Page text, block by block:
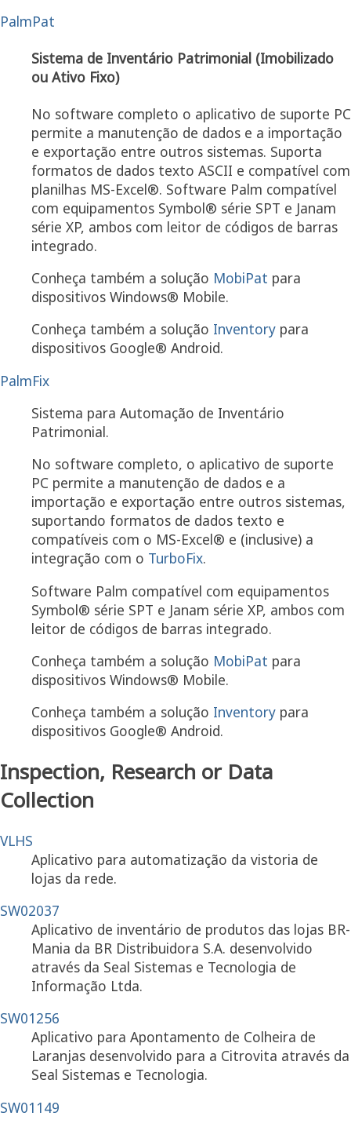
PalmPat
Sistema de Inventário Patrimonial (Imobilizado
ou Ativo Fixo)
No software completo o aplicativo de suporte PC
permite a manutenção de dados e a importação
e exportação entre outros sistemas. Suporta
formatos de dados texto ASCII e compatível com
planilhas MS-Excel®. Software Palm compatível
com equipamentos Symbol® série SPT e Janam
série XP, ambos com leitor de códigos de barras
integrado.
Conheça também a solução MobiPat para
dispositivos Windows® Mobile.
Conheça também a solução Inventory para
dispositivos Google® Android.
PalmFix
Sistema para Automação de Inventário
Patrimonial.
No software completo, o aplicativo de suporte
PC permite a manutenção de dados e a
importação e exportação entre outros sistemas,
suportando formatos de dados texto e
compatíveis com o MS-Excel® e (inclusive) a
integração com o TurboFix.
Software Palm compatível com equipamentos
Symbol® série SPT e Janam série XP, ambos com
leitor de códigos de barras integrado.
Conheça também a solução MobiPat para
dispositivos Windows® Mobile.
Conheça também a solução Inventory para
dispositivos Google® Android.
Inspection, Research or Data
Collection
VLHS
Aplicativo para automatização da vistoria de
lojas da rede.
SW02037
Aplicativo de inventário de produtos das lojas BR-
Mania da BR Distribuidora S.A. desenvolvido
através da Seal Sistemas e Tecnologia de
Informação Ltda.
SW01256
Aplicativo para Apontamento de Colheira de
Laranjas desenvolvido para a Citrovita através da
Seal Sistemas e Tecnologia.
SW01149